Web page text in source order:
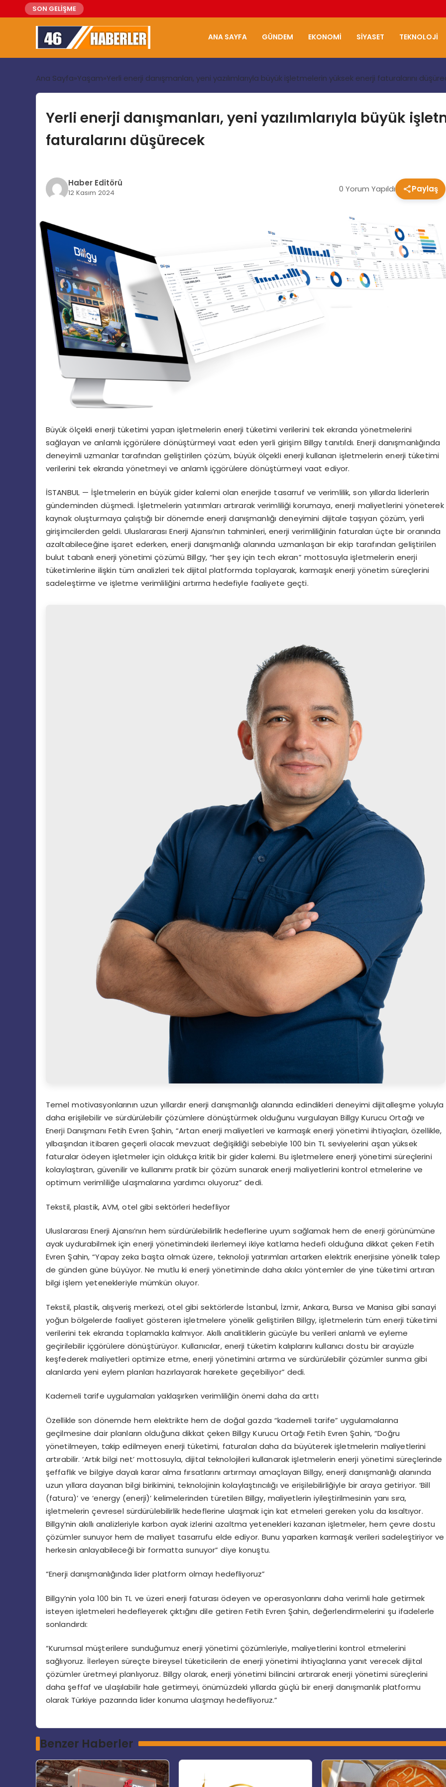
SON GELİŞME
ANA SAYFA GÜNDEM EKONOMI SIYASET TEKNOLOJI
Ana Sayfa Yaşam Yerli enerji danışmanları, yeni yazılımlarıyla büyük işletmelerin yüksek enerji faturalarını
Yerli enerji danışmanları, yeni yazılımlarıyla büyük
faturalarını düşürecek
Haber Editörü
12 Kasım 2024 0 Yorum Yapıldı Paylaş
Büyük ölçekli enerji tüketimi yapan işletmelerin enerji tüketimi verilerini tek ekranda yönetmelerini
sağlayan ve anlamlı içgörülere dönüştürmeyi vaat eden yerli girişim Billgy tanıtıldı. Enerji danışmanlığında
deneyimli uzmanlar tarafından geliştirilen çözüm, büyük ölçekli enerji kullanan işletmelerin enerji tüketimi
verilerini tek ekranda yönetmeyi ve anlamlı içgörülere dönüştürmeyi vaat ediyor.
İSTANBUL — İşletmelerin en büyük gider kalemi olan enerjide tasarruf ve verimlilik, son yıllarda liderlerin
gündeminden düşmedi. İşletmelerin yatırımları artırarak verimliliği korumaya, enerji maliyetlerini yöneterek
kaynak oluşturmaya çalıştığı bir dönemde enerji danışmanlığı deneyimini dijitale taşıyan çözüm, yerli
girişimcilerden geldi. Uluslararası Enerji Ajansı’nın tahminleri, enerji verimliliğinin faturaları üçte bir oranında
azaltabileceğine işaret ederken, enerji danışmanlığı alanında uzmanlaşan bir ekip tarafından geliştirilen
bulut tabanlı enerji yönetimi çözümü Billgy, “her şey için tech ekran” mottosuyla işletmelerin enerji
tüketimlerine ilişkin tüm analizleri tek dijital platformda toplayarak, karmaşık enerji yönetim süreçlerini
sadeleştirme ve işletme verimliliğini artırma hedefiyle faaliyete geçti.
Temel motivasyonlarının uzun yıllardır enerji danışmanlığı alanında edindikleri deneyimi dijitalleşme yoluyla
daha erişilebilir ve sürdürülebilir çözümlere dönüştürmek olduğunu vurgulayan Billgy Kurucu Ortağı ve
Enerji Danışmanı Fetih Evren Şahin, “Artan enerji maliyetleri ve karmaşık enerji yönetimi ihtiyaçları, özellikle,
yılbaşından itibaren geçerli olacak mevzuat değişikliği sebebiyle 100 bin TL seviyelerini aşan yüksek
faturalar ödeyen işletmeler için oldukça kritik bir gider kalemi. Bu işletmelere enerji yönetimi süreçlerini
kolaylaştıran, güvenilir ve kullanımı pratik bir çözüm sunarak enerji maliyetlerini kontrol etmelerine ve
optimum verimliliğe ulaşmalarına yardımcı oluyoruz” dedi.
Tekstil, plastik, AVM, otel gibi sektörleri hedefliyor
Uluslararası Enerji Ajansı’nın hem sürdürülebilirlik hedeflerine uyum sağlamak hem de enerji görünümüne
ayak uydurabilmek için enerji yönetimindeki ilerlemeyi ikiye katlama hedefi olduğuna dikkat çeken Fetih
Evren Şahin, “Yapay zeka başta olmak üzere, teknoloji yatırımları artarken elektrik enerjisine yönelik talep
de günden güne büyüyor. Ne mutlu ki enerji yönetiminde daha akılcı yöntemler de yine tüketimi artıran
bilgi işlem yetenekleriyle mümkün oluyor.
Tekstil, plastik, alışveriş merkezi, otel gibi sektörlerde İstanbul, İzmir, Ankara, Bursa ve Manisa gibi sanayi
yoğun bölgelerde faaliyet gösteren işletmelere yönelik geliştirilen Billgy, işletmelerin tüm enerji tüketimi
verilerini tek ekranda toplamakla kalmıyor. Akıllı analitiklerin gücüyle bu verileri anlamlı ve eyleme
geçirilebilir içgörülere dönüştürüyor. Kullanıcılar, enerji tüketim kalıplarını kullanıcı dostu bir arayüzle
keşfederek maliyetleri optimize etme, enerji yönetimini artırma ve sürdürülebilir çözümler sunma gibi
alanlarda yeni eylem planları hazırlayarak harekete geçebiliyor” dedi.
Kademeli tarife uygulamaları yaklaşırken verimliliğin önemi daha da arttı
Özellikle son dönemde hem elektrikte hem de doğal gazda “kademeli tarife” uygulamalarına
geçilmesine dair planların olduğuna dikkat çeken Billgy Kurucu Ortağı Fetih Evren Şahin, “Doğru
yönetilmeyen, takip edilmeyen enerji tüketimi, faturaları daha da büyüterek işletmelerin maliyetlerini
artırabilir. ‘Artık bilgi net’ mottosuyla, dijital teknolojileri kullanarak işletmelerin enerji yönetimi süreçlerinde
şeffaflık ve bilgiye dayalı karar alma fırsatlarını artırmayı amaçlayan Billgy, enerji danışmanlığı alanında
uzun yıllara dayanan bilgi birikimini, teknolojinin kolaylaştırıcılığı ve erişilebilirliğiyle bir araya getiriyor. ‘Bill
(fatura)’ ve ‘energy (enerji)’ kelimelerinden türetilen Billgy, maliyetlerin iyileştirilmesinin yanı sıra,
işletmelerin çevresel sürdürülebilirlik hedeflerine ulaşmak için kat etmeleri gereken yolu da kısaltıyor.
Billgy’nin akıllı analizleriyle karbon ayak izlerini azaltma yetenekleri kazanan işletmeler, hem çevre dostu
çözümler sunuyor hem de maliyet tasarrufu elde ediyor. Bunu yaparken karmaşık verileri sadeleştiriyor ve
herkesin anlayabileceği bir formatta sunuyor” diye konuştu.
“Enerji danışmanlığında lider platform olmayı hedefliyoruz”
Billgy’nin yola 100 bin TL ve üzeri enerji faturası ödeyen ve operasyonlarını daha verimli hale getirmek
isteyen işletmeleri hedefleyerek çıktığını dile getiren Fetih Evren Şahin, değerlendirmelerini şu ifadelerle
sonlandırdı:
“Kurumsal müşterilere sunduğumuz enerji yönetimi çözümleriyle, maliyetlerini kontrol etmelerini
sağlıyoruz. İlerleyen süreçte bireysel tüketicilerin de enerji yönetimi ihtiyaçlarına yanıt verecek dijital
çözümler üretmeyi planlıyoruz. Billgy olarak, enerji yönetimi bilincini artırarak enerji yönetimi süreçlerini
daha şeffaf ve ulaşılabilir hale getirmeyi, önümüzdeki yıllarda güçlü bir enerji danışmanlık platformu
olarak Türkiye pazarında lider konuma ulaşmayı hedefliyoruz.”
Benzer Haberler